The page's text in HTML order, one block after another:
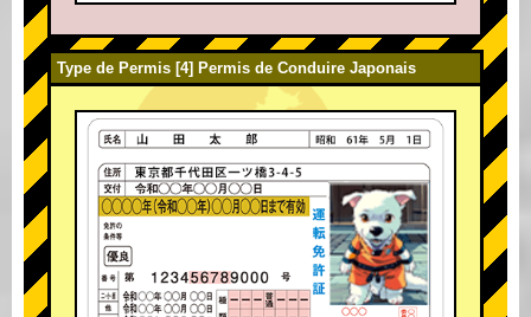
Type de Permis [4] Permis de Conduire Japonais